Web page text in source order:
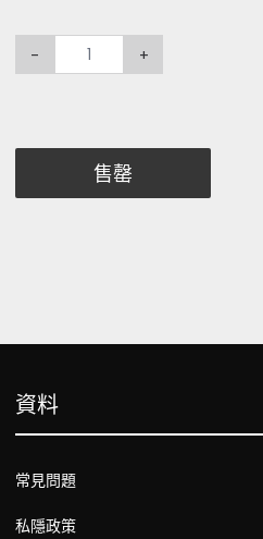
- +
售罄
資料
常見問題
私隱政策